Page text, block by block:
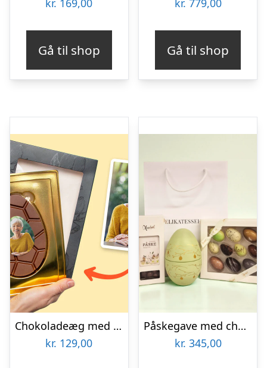
kr. 169,00
Gå til shop
kr. 779,00
Gå til shop
Chokoladeæg med Billede
kr. 129,00
Påskegave med chokolade fra Xocolatl
kr. 345,00